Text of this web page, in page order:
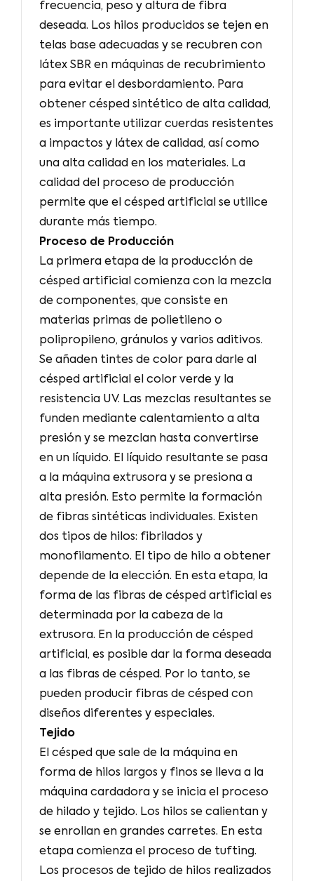
frecuencia, peso y altura de fibra
deseada. Los hilos producidos se tejen en
telas base adecuadas y se recubren con
látex SBR en máquinas de recubrimiento
para evitar el desbordamiento. Para
obtener césped sintético de alta calidad,
es importante utilizar cuerdas resistentes
a impactos y látex de calidad, así como
una alta calidad en los materiales. La
calidad del proceso de producción
permite que el césped artificial se utilice
durante más tiempo.
Proceso de Producción
La primera etapa de la producción de
césped artificial comienza con la mezcla
de componentes, que consiste en
materias primas de polietileno o
polipropileno, gránulos y varios aditivos.
Se añaden tintes de color para darle al
césped artificial el color verde y la
resistencia UV. Las mezclas resultantes se
funden mediante calentamiento a alta
presión y se mezclan hasta convertirse
en un líquido. El líquido resultante se pasa
a la máquina extrusora y se presiona a
alta presión. Esto permite la formación
de fibras sintéticas individuales. Existen
dos tipos de hilos: fibrilados y
monofilamento. El tipo de hilo a obtener
depende de la elección. En esta etapa, la
forma de las fibras de césped artificial es
determinada por la cabeza de la
extrusora. En la producción de césped
artificial, es posible dar la forma deseada
a las fibras de césped. Por lo tanto, se
pueden producir fibras de césped con
diseños diferentes y especiales.
Tejido
El césped que sale de la máquina en
forma de hilos largos y finos se lleva a la
máquina cardadora y se inicia el proceso
de hilado y tejido. Los hilos se calientan y
se enrollan en grandes carretes. En esta
etapa comienza el proceso de tufting.
Los procesos de tejido de hilos realizados